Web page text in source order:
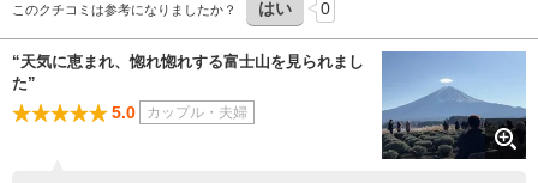
このクチコミは参考になりましたか？ はい 0
“天気に恵まれ、惚れ惚れする富士山を見られまし
た”
5.0 カップル・夫婦